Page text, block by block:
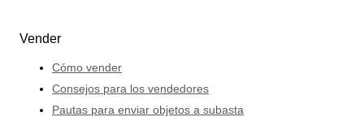
Vender
Cómo vender
Consejos para los vendedores
Pautas para enviar objetos a subasta